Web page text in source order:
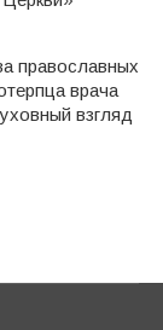
православных
врача
взгляд